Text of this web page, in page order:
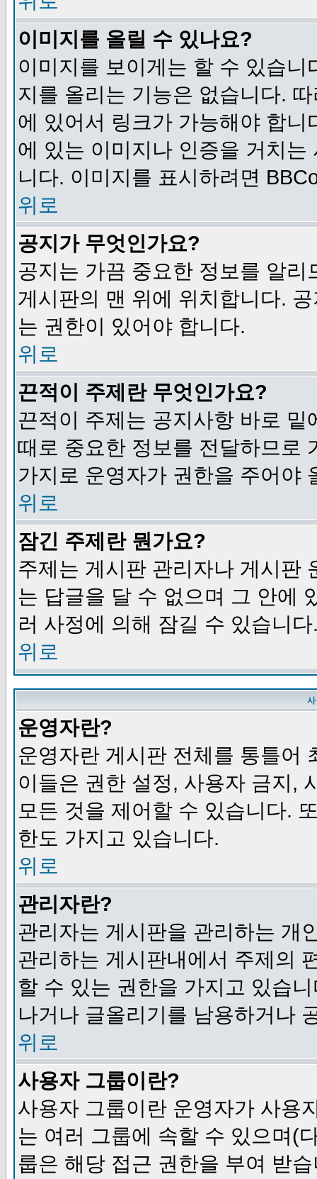
이미지를 올릴 수 있나요?
이미지를 보이게는 할 수 있습
지를 올리는 기능은 없습니다.
에 있어서 링크가 가능해야 합
에 있는 이미지나 인증을 거치
니다. 이미지를 표시하려면
위로
공지가 무엇인가요?
공지는 가끔 중요한 정보를 알
게시판의 맨 위에 위치합니다.
는 권한이 있어야 합니다.
위로
끈적이 주제란 무엇인가요?
끈적이 주제는 공지사항 바로
때로 중요한 정보를 전달하므로
가지로 운영자가 권한을 주어야
위로
잠긴 주제란 뭔가요?
주제는 게시판 관리자나 게시판
는 답글을 달 수 없으며 그 안에
러 사정에 의해 잠길 수 있습니다
위로
운영자란?
운영자란 게시판 전체를 통틀어
이들은 권한 설정, 사용자 금지,
모든 것을 제어할 수 있습니다.
한도 가지고 있습니다.
위로
관리자란?
관리자는 게시판을 관리하는 개
관리하는 게시판내에서 주제의
할 수 있는 권한을 가지고 있습
나거나 글올리기를 남용하거나
위로
사용자 그룹이란?
사용자 그룹이란 운영자가 사용
는 여러 그룹에 속할 수 있으며(
룹은 해당 접근 권한을 부여 받